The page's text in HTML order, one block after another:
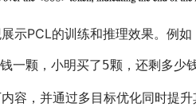
示PCL的训练和推理效果。例如
一颗，小明买了5颗，还剩多少
容，并通过多目标优化同时提